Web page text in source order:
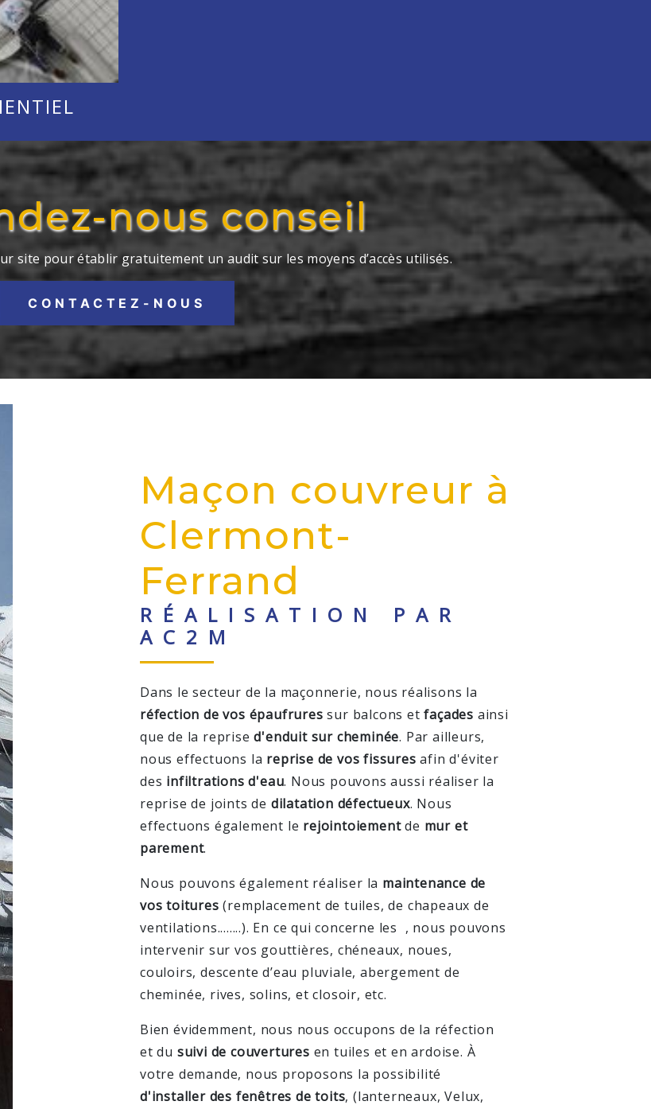
nous conseil
site pour établir gratuitement un audit sur les moyens d’accès utilisés.
CONTACTEZ-NOUS
Maçon couvreur à
Clermont-
Ferrand
RÉALISATION PAR
AC2M
Dans le secteur de la maçonnerie, nous réalisons la
réfection de vos épaufrures sur balcons etfaçades ainsi
que de la reprised'enduit sur cheminée. Par ailleurs,
nous effectuons la reprise de vos fissures afin d'éviter
des infiltrations d'eau. Nous pouvons aussi réaliser la
reprise de joints de dilatation défectueux. Nous
effectuons également le rejointoiementde mur et
parement.
Nous pouvons également réaliser la maintenance de
vos toitures (remplacement de tuiles, de chapeaux de
ventilations........). En ce qui concerne les , nous pouvons
intervenir sur vos gouttières, chéneaux, noues,
couloirs, descente d’eau pluviale, abergement de
cheminée, rives, solins, et closoir, etc.
Bien évidemment, nous nous occupons de la réfection
et du suivi de couvertures en tuiles et en ardoise. À
votre demande, nous proposons la possibilité
d'installer des fenêtres de toits, (lanterneaux, Velux,